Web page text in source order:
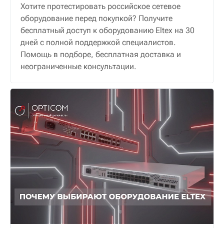
Хотите протестировать российское сетевое
оборудование перед покупкой? Получите
бесплатный доступ к оборудованию Eltex на 30
дней с полной поддержкой специалистов.
Помощь в подборе, бесплатная доставка и
неограниченные консультации.